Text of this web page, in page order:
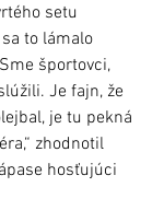
setu
to lámalo
športovci,
Je fajn, že
je tu pekná
zhodnotil
hosťujúci